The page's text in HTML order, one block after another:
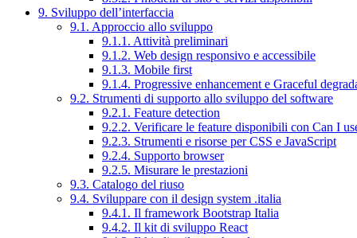
9. Sviluppo dell’interfaccia
9.1. Approccio allo sviluppo
9.1.1. Attività preliminari
9.1.2. Web design responsivo e accessibile
9.1.3. Mobile first
9.1.4. Progressive enhancement e Graceful
9.2. Strumenti di supporto allo sviluppo del software
9.2.1. Feature detection
9.2.2. Verificare le feature disponibili con Can I
9.2.3. Strumenti e risorse per CSS e JavaScript
9.2.4. Supporto browser
9.2.5. Misurare le prestazioni
9.3. Catalogo del riuso
9.4. Sviluppare con il design system .italia
9.4.1. Il framework Bootstrap Italia
9.4.2. Il kit di sviluppo React